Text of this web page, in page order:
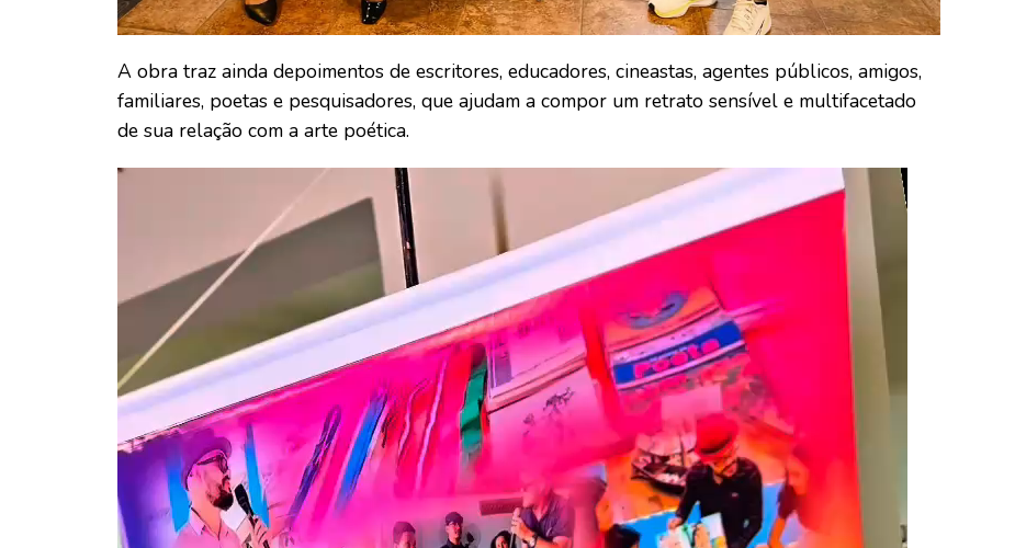
A obra traz ainda depoimentos de escritores, educadores, cineastas, agentes públicos, amigos,
familiares, poetas e pesquisadores, que ajudam a compor um retrato sensível e multifacetado
de sua relação com a arte poética.
Tocador